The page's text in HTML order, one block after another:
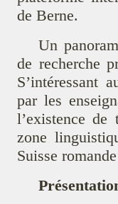
de Berne.
Un
de recherche
S’intéressant
par les
l’existence
zone
Suisse